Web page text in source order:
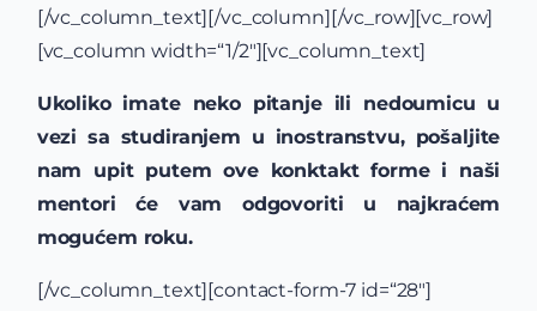
[/vc_column_text][/vc_column][/vc_row][vc_row]
[vc_column width=“1/2″][vc_column_text]
Ukoliko imate neko pitanje ili nedoumicu u
vezi sa studiranjem u inostranstvu, pošaljite
nam upit putem ove konktakt forme i naši
mentori će vam odgovoriti u najkraćem
mogućem roku.
[/vc_column_text][contact-form-7 id=“28″]